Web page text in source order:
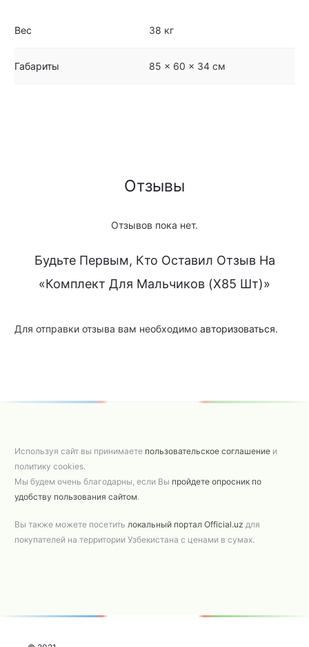
Вес 38 кг
Габариты 85 × 60 × 34 см
Отзывы
Отзывов пока нет.
Будьте Первым, Кто Оставил Отзыв На
«Комплект Для Мальчиков (x85 Шт)»
Для отправки отзыва вам необходимо авторизоваться.
Используя сайт вы принимаете пользовательское соглашение и
политику cookies.
Мы будем очень благодарны, если Вы пройдете опросник по
удобству пользования сайтом.
Вы также можете посетить локальный портал Official.uz для
покупателей на территории Узбекистана с ценами в сумах.